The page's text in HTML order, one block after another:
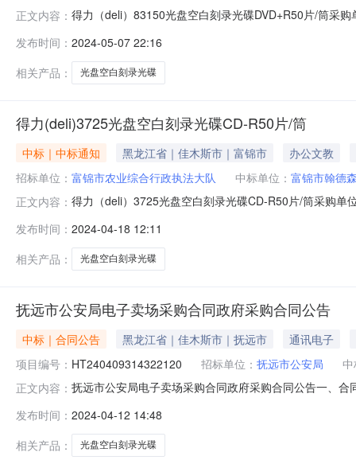
正文内容： 得力（deli）83150光盘空白刻录光碟DVD+R50片/筒采
发布时间： 2024-05-07 22:16
相关产品：
光盘空白刻录光碟
得力(deli)3725光盘空白刻录光碟CD-R50片/筒
中标｜中标通知 黑龙江省｜佳木斯市｜富锦市
办公文教
招标单位： 富锦市农业综合行政执法大队 中标单位： 富锦市翰德
正文内容： 得力（deli）3725光盘空白刻录光碟CD-R50片/筒采购
发布时间： 2024-04-18 12:11
相关产品：
光盘空白刻录光碟
抚远市公安局电子卖场采购合同政府采购合同公告
中标｜合同公告 黑龙江省｜佳木斯市｜抚远市
通讯电子
项目编号： HT240409314322120 招标单位： 抚远市公安局
正文内容： 抚远市公安局电子卖场采购合同政府采购合同公告一、
供应商(乙方)：抚远市联想信息与技术服务中心地址：
发布时间： 2024-04-12 14:48
相关产品：
光盘空白刻录光碟